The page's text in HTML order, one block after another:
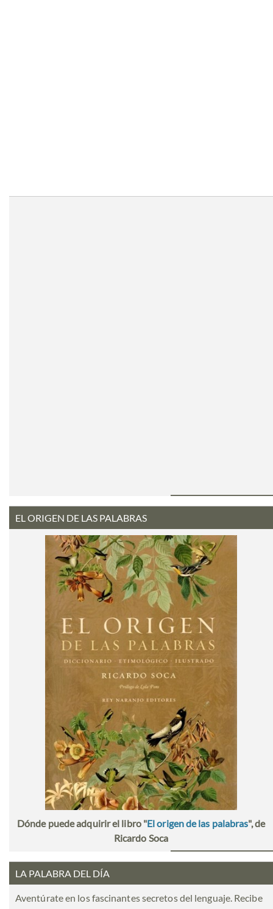
EL ORIGEN DE LAS PALABRAS
Dónde puede adquirir el libro "El origen de las palabras", de
Ricardo Soca
LA PALABRA DEL DÍA
Aventúrate en los fascinantes secretos del lenguaje. Recibe